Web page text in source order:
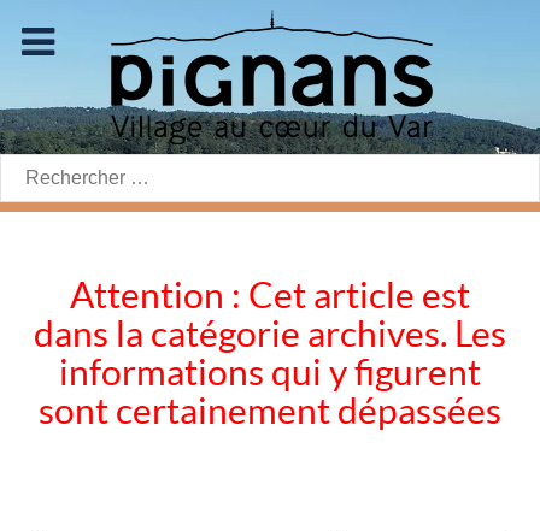
Rechercher:
Attention : Cet article est
dans la catégorie archives. Les
informations qui y figurent
sont certainement dépassées